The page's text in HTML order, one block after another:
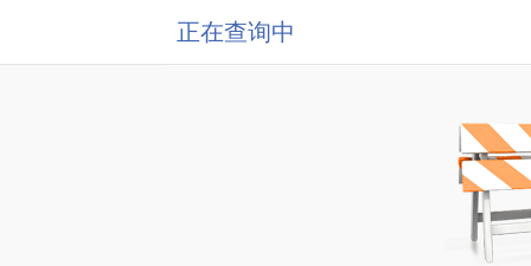
正在查询中